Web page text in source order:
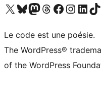
Visitez notre compte X (précédemment Twitter)
Visiter notre compte Bluesky
Visiter notre compte Mastodon
Visiter notre compte Threads
Consulter notre compte
Consulter notre
ConsulterVisiter
Le code est une poésie.
The WordPress®
of the WordPress